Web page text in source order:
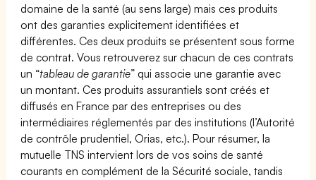
domaine de la santé (au sens large) mais ces produits
ont des garanties explicitement identifiées et
différentes. Ces deux produits se présentent sous forme
de contrat. Vous retrouverez sur chacun de ces contrats
un “tableau de garantie” qui associe une garantie avec
un montant. Ces produits assurantiels sont créés et
diffusés en France par des entreprises ou des
intermédiaires réglementés par des institutions (l’Autorité
de contrôle prudentiel, Orias, etc.). Pour résumer, la
mutuelle TNS intervient lors de vos soins de santé
courants en complément de la Sécurité sociale, tandis